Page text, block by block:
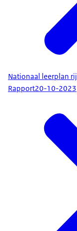
Nationaal leerplan
Rapport20-10-2023